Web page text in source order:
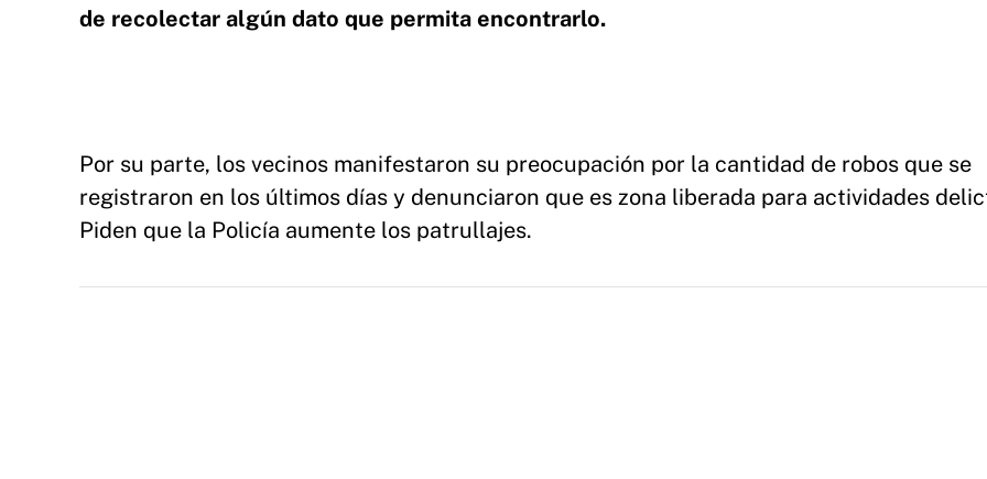
de recolectar algún dato que permita encontrarlo.
Por su parte, los vecinos manifestaron su preocupación por la cantidad de robos que se
registraron en los últimos días y denunciaron que es zona liberada para actividades
Piden que la Policía aumente los patrullajes.